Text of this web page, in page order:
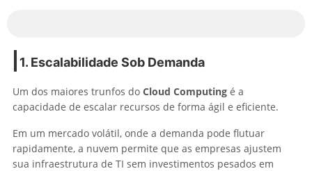
1. Escalabilidade Sob Demanda
Um dos maiores trunfos do Cloud Computing é a
capacidade de escalar recursos de forma ágil e eficiente.
Em um mercado volátil, onde a demanda pode flutuar
rapidamente, a nuvem permite que as empresas ajustem
sua infraestrutura de TI sem investimentos pesados em